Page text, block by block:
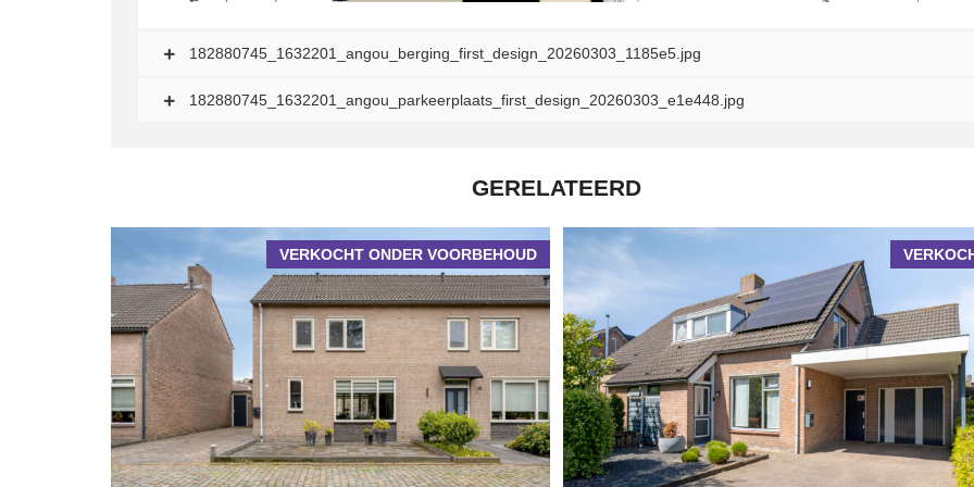
182880745_1632201_angou_berging_first_design_20260303_1185e5.jpg
182880745_1632201_angou_parkeerplaats_first_design_20260303_e1e448.jpg
GERELATEERD
VERKOCHT ONDER VOORBEHOUD